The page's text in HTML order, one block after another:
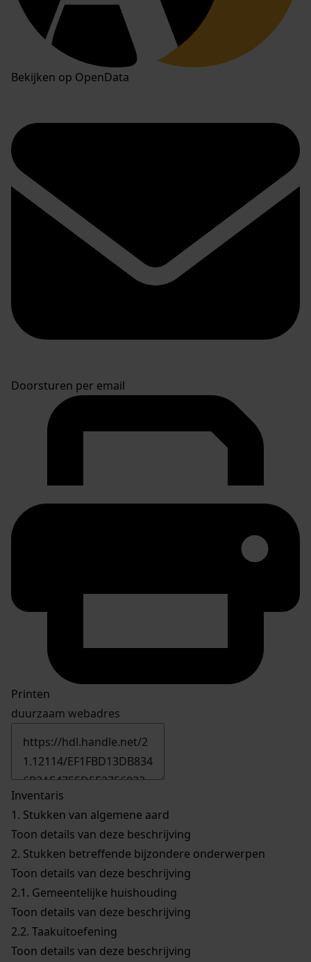
Bekijken op OpenData
Doorsturen per email
Printen
duurzaam webadres
Inventaris
1. Stukken van algemene aard
Toon details van deze beschrijving
2. Stukken betreffende bijzondere onderwerpen
Toon details van deze beschrijving
2.1. Gemeentelijke huishouding
Toon details van deze beschrijving
2.2. Taakuitoefening
Toon details van deze beschrijving